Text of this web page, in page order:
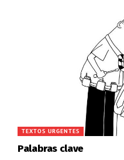
TEXTOS URGENTES
Palabras clave